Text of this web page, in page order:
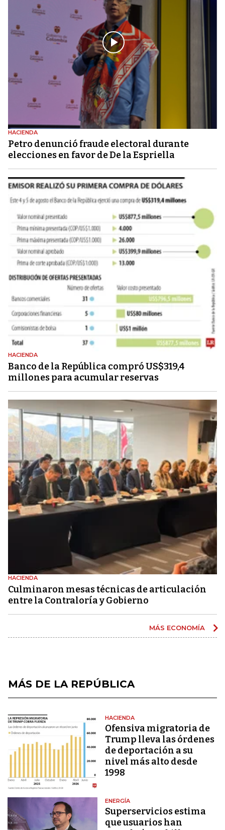
HACIENDA
Petro denunció fraude electoral durante
elecciones en favor de De la Espriella
HACIENDA
Banco de la República compró US$319,4
millones para acumular reservas
HACIENDA
Culminaron mesas técnicas de articulación
entre la Contraloría y Gobierno
MÁS ECONOMÍA
MÁS DE LA REPÚBLICA
HACIENDA
Ofensiva migratoria de
Trump lleva las órdenes
de deportación a su
nivel más alto desde
1998
ENERGÍA
Superservicios estima
que usuarios han